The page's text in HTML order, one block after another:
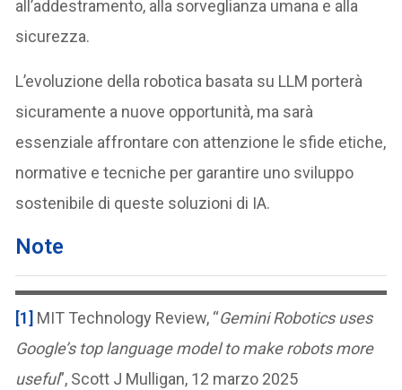
all’addestramento, alla sorveglianza umana e alla
sicurezza.
L’evoluzione della robotica basata su LLM porterà
sicuramente a nuove opportunità, ma sarà
essenziale affrontare con attenzione le sfide etiche,
normative e tecniche per garantire uno sviluppo
sostenibile di queste soluzioni di IA.
Note
[1] MIT Technology Review, “Gemini Robotics uses
Google’s top language model to make robots more
useful”, Scott J Mulligan, 12 marzo 2025